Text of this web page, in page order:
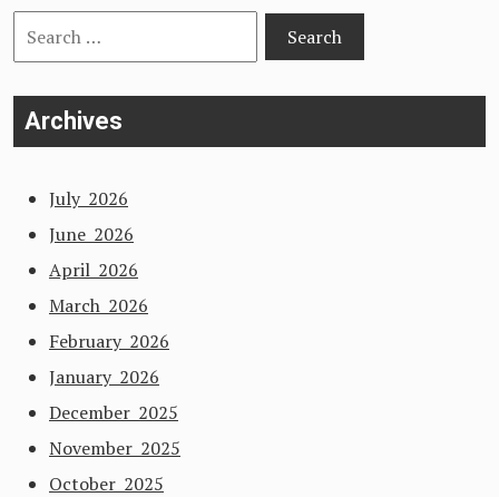
Search
for:
Archives
July 2026
June 2026
April 2026
March 2026
February 2026
January 2026
December 2025
November 2025
October 2025